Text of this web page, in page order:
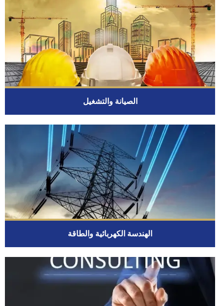
الصيانة والتشغيل
الهندسة الكهربائية والطاقة